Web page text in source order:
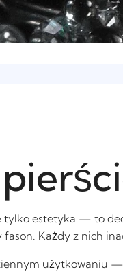
estetyka — to
Każdy z nich
użytkowaniu